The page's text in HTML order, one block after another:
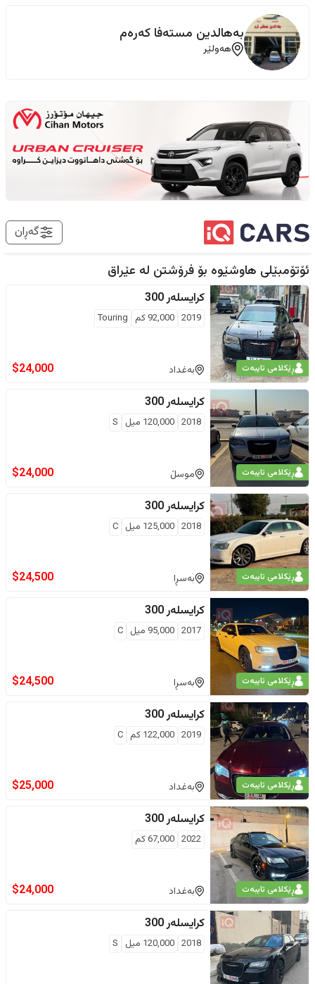
بەھالدین ‏مستەفا ‏کەرەم
هەولێر
گەڕان
ئۆتۆمبێلی هاوشێوە بۆ فرۆشتن لە عێراق
ڕێکلامی تایبەت
کرایسلەر300
2019
92,000 كم Touring
بەغداد $24,000
ڕێکلامی تایبەت
کرایسلەر300
2018
120,000 ميل S
موسڵ $24,000
ڕێکلامی تایبەت
کرایسلەر300
2018
125,000 ميل C
بەسڕا $24,500
ڕێکلامی تایبەت
کرایسلەر300
2017
95,000 ميل C
بەسڕا $24,500
ڕێکلامی تایبەت
کرایسلەر300
2019
122,000 كم C
بەغداد $25,000
ڕێکلامی تایبەت
کرایسلەر300
2022
67,000كم
بەغداد $24,000
کرایسلەر300
2018
120,000 ميل S